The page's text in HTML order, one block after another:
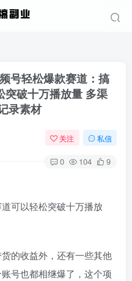
号轻松爆款赛道：搞
突破十万播放量 多渠
录素材
关注 私信
0 104 9
可以轻松突破十万播放
的收益外，还有一些其他
号也都相继爆了，这个项